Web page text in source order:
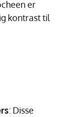
er
kontrast til
: Disse